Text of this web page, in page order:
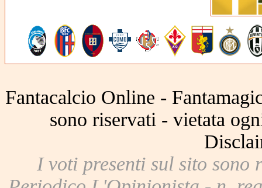
Fantacalcio Online -
sono riservati - vietata
I voti presenti sul sito sono